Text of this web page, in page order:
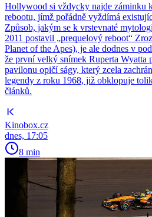
Hollywood si vždycky najde záminku
rebootu, jímž pořádně vyždímá
Způsob, jakým se k vrstevnaté
2011 postavil „prequelový reboot“
Planet of the Apes), je ale dodnes v
že první velký snímek Ruperta Wyatta
pavilonu opičí ságy, který zcela
legendy z roku 1968, již obklopuje
článků.
Kinobox.cz
dnes, 17:05
8 min